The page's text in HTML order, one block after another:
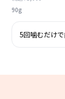
90g
5回噛むだけ